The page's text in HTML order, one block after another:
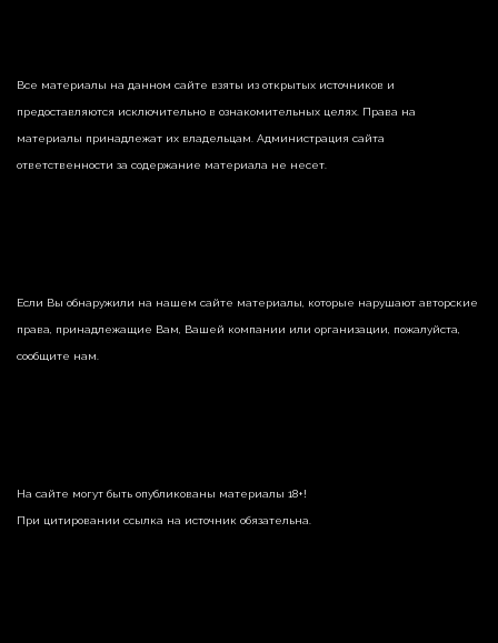
Все материалы на данном сайте взяты из открытых источников и
предоставляются исключительно в ознакомительных целях. Права на
материалы принадлежат их владельцам. Администрация сайта
ответственности за содержание материала не несет.
Если Вы обнаружили на нашем сайте материалы, которые нарушают авторские
права, принадлежащие Вам, Вашей компании или организации, пожалуйста,
сообщите нам.
На сайте могут быть опубликованы материалы 18+!
При цитировании ссылка на источник обязательна.